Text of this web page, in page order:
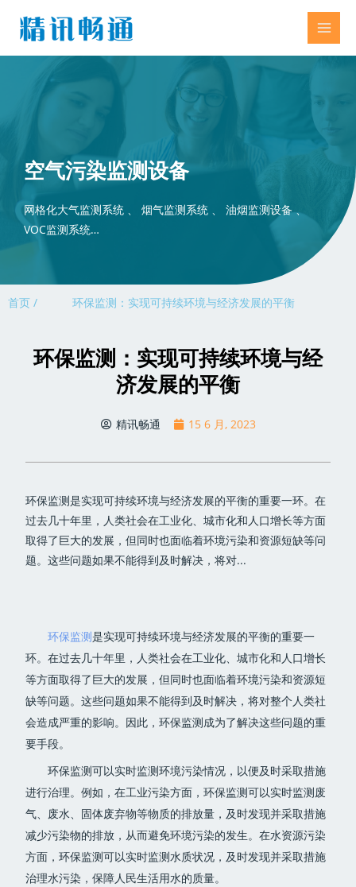
空气污染监测设备
网格化大气监测系统 、 烟气监测系统 、 油烟监测设备 、
VOC监测系统…
首页 / 环保监测：实现可持续环境与经济发展的平衡
环保监测：实现可持续环境与经
济发展的平衡
精讯畅通 15 6 月, 2023
环保监测是实现可持续环境与经济发展的平衡的重要一环。在
过去几十年里，人类社会在工业化、城市化和人口增长等方面
取得了巨大的发展，但同时也面临着环境污染和资源短缺等问
题。这些问题如果不能得到及时解决，将对...
环保监测是实现可持续环境与经济发展的平衡的重要一
环。在过去几十年里，人类社会在工业化、城市化和人口增长
等方面取得了巨大的发展，但同时也面临着环境污染和资源短
缺等问题。这些问题如果不能得到及时解决，将对整个人类社
会造成严重的影响。因此，环保监测成为了解决这些问题的重
要手段。
环保监测可以实时监测环境污染情况，以便及时采取措施
进行治理。例如，在工业污染方面，环保监测可以实时监测废
气、废水、固体废弃物等物质的排放量，及时发现并采取措施
减少污染物的排放，从而避免环境污染的发生。在水资源污染
方面，环保监测可以实时监测水质状况，及时发现并采取措施
治理水污染，保障人民生活用水的质量。